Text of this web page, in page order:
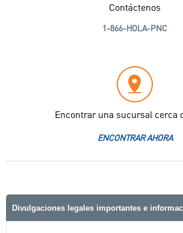
Contáctenos
1-866-HOLA-PNC
Encontrar una sucursal cerca
ENCONTRAR AHORA
Divulgaciones legales importantes e